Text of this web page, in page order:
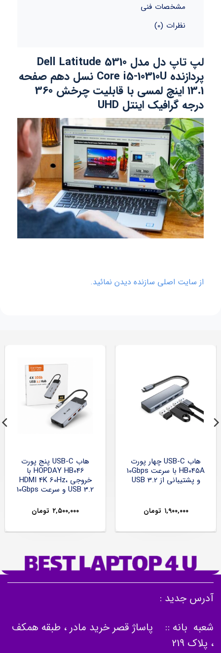
مشخصات فنی
نظرات (0)
لپ تاپ دل مدل Dell Latitude 5310
پردازنده Core i5-10310U نسل دهم صفحه
13.1 اینچ لمسی با قابلیت چرخش 360
درجه گرافیک اینتل UHD
از سایت اصلی سازنده دیدن نمائید.
هاب USB-C چهار پورت
HB045A با سرعت 10Gbps
و پشتیبانی از USB 3.2
۱,۹۰۰,۰۰۰ تومان
هاب USB-C پنج پورت
HOPDAY HB046 با
خروجی HDMI 4K 60Hz،
USB 3.2 و سرعت 10Gbps
۲,۵۰۰,۰۰۰ تومان
آدرس جدید :
شعبه بانه :: پاساژ قصر خرید مادر ، طبقه همکف
، پلاک 219